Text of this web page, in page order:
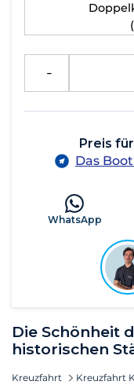
Die Schönheit
historischen
Kreuzfahrt Kreuzfahrt
Preis
Das
WhatsApp